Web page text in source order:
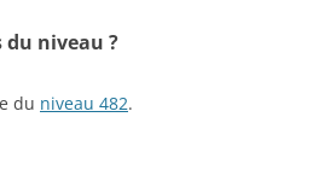
du niveau ?
du niveau 482.